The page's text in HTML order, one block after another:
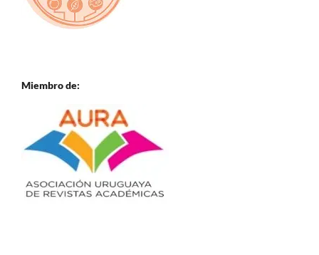
Miembro de: